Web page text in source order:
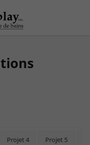
Projet 4 Projet 5